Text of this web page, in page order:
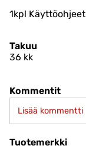
1kpl Käyttöohjeet
Takuu
36 kk
Kommentit
Lisää kommentti
Tuotemerkki